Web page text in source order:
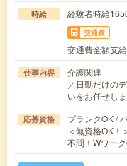
時給 経験者時給
交通費
交通費全額支給
仕事内容
介護関連
／日勤だけの
いをお任せし
応募資格
ブランクOK /
＜無資格OK！
不問！Wワー